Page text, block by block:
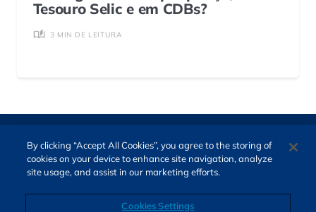
Tesouro Selic e em CDBs?
3 MIN DE LEITURA
By clicking “Accept All Cookies”, you agree to the storing of
cookies on your device to enhance site navigation, analyze
site usage, and assist in our marketing efforts.
Cookies Settings